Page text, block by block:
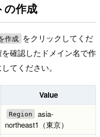
作成
作成
をクリックしてくだ
確認したドメイン名で作
てください。
Value
Region
asia-
northeast1（東京）